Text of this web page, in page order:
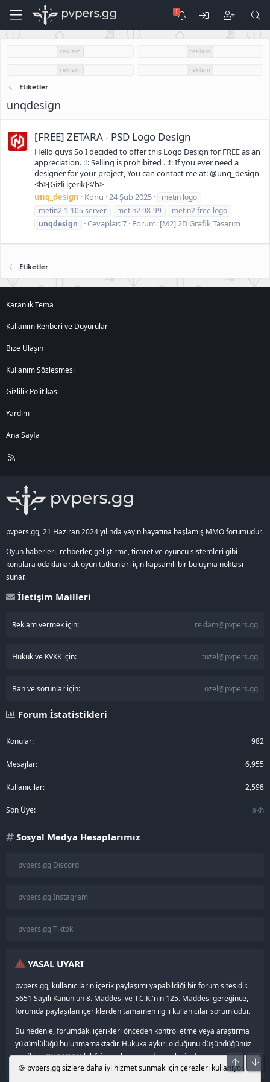
reklam reklam
reklam reklam
Etiketler
unqdesign
[FREE] ZETARA - PSD Logo Design
Hello guys So I decided to offer this Logo Design for FREE as an
appreciation. :!: Selling is prohibited . :!: If you ever need a
designer for your project, You can contact me at: @unq_design
<b>[Gizli içerik]</b>
unq_design
Konu 24 Şub 2025
metin logo
metin2 1-105 server
metin2 98-99
metin2 free logo
unqdesign
Cevaplar: 7 Forum: [M2] 2D Grafik Tasarım
Etiketler
Karanlık Tema
Kullanım Rehberi ve Duyurular
Bize Ulaşın
Kullanım Sözleşmesi
Gizlilik Politikası
Yardım
Ana Sayfa
R
pvpers.gg, 21 Haziran 2024 yılında yayın hayatına başlamış MMO forumudur.
Oyun haberleri, rehberler, geliştirme, ticaret ve oyuncu sistemleri gibi
konulara odaklanarak oyun tutkunları için kapsamlı bir buluşma noktası
sunar.
İletişim Mailleri
Reklam vermek için: reklam@pvpers.gg
Hukuk ve KVKK için: tuzel@pvpers.gg
Ban ve sorunlar için: ozel@pvpers.gg
Forum İstatistikleri
Konular 982
Mesajlar 6,955
Kullanıcılar 2,598
Son Üye lakh
Sosyal Medya Hesaplarımız
+ pvpers.gg Discord
+ pvpers.gg Instagram
+ pvpers.gg Tiktok
YASAL UYARI
pvpers.gg, kullanıcıların içerik paylaşımı yapabildiği bir forum sitesidir.
5651 Sayılı Kanun'un 8. Maddesi ve T.C.K.'nın 125. Maddesi gereğince,
forumda paylaşılan içeriklerden tamamen ilgili kullanıcılar sorumludur.
Bu nedenle, forumdaki içerikleri önceden kontrol etme veya araştırma
yükümlülüğü bulunmamaktadır. Hukuka aykırı olduğunu düşündüğünüz
içerikleriBURADANbildirin, en kısa sürede inceleyip dönüş yapacağız.
🍪 pvpers.gg sizlere daha iyi hizmet sunmak için çerezleri kullanıyor.
Üst Alt